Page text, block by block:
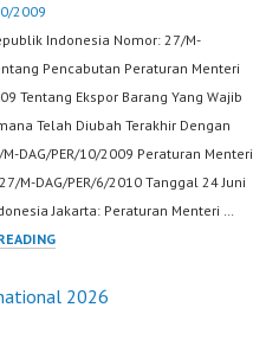
2009
Indonesia Nomor: 27/M-
Pencabutan Peraturan Menteri
Tentang Ekspor Barang Yang Wajib
Telah Diubah Terakhir Dengan
DAG/PER/10/2009 Peraturan Menteri
M-DAG/PER/6/2010 Tanggal 24 Juni
Jakarta: Peraturan Menteri …
PERATURAN
PERDAGANGAN
2026